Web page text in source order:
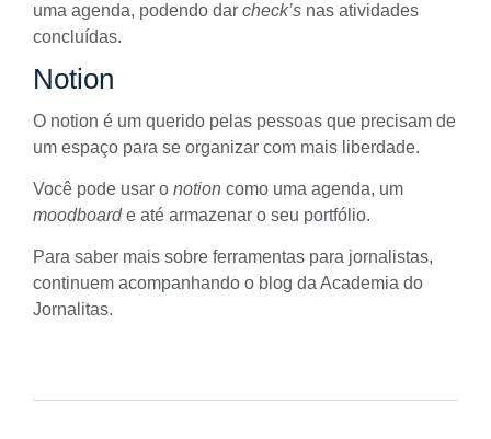
uma agenda, podendo dar check’s nas atividades
concluídas.
Notion
O notion é um querido pelas pessoas que precisam de
um espaço para se organizar com mais liberdade.
Você pode usar o notion como uma agenda, um
moodboarde até armazenar o seu portfólio.
Para saber mais sobre ferramentas para jornalistas,
continuem acompanhando o blog da Academia do
Jornalitas.